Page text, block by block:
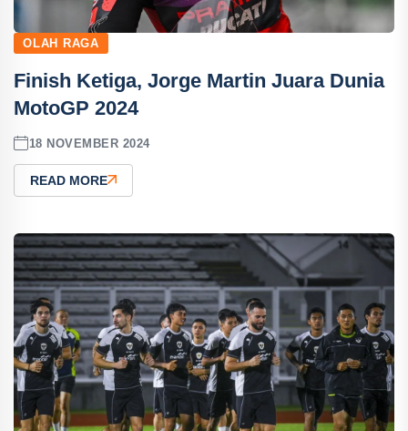
OLAH RAGA
Finish Ketiga, Jorge Martin Juara Dunia
MotoGP 2024
18 NOVEMBER 2024
READ MORE